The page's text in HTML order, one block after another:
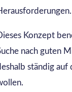
Konzept
nach guten
ständig auf